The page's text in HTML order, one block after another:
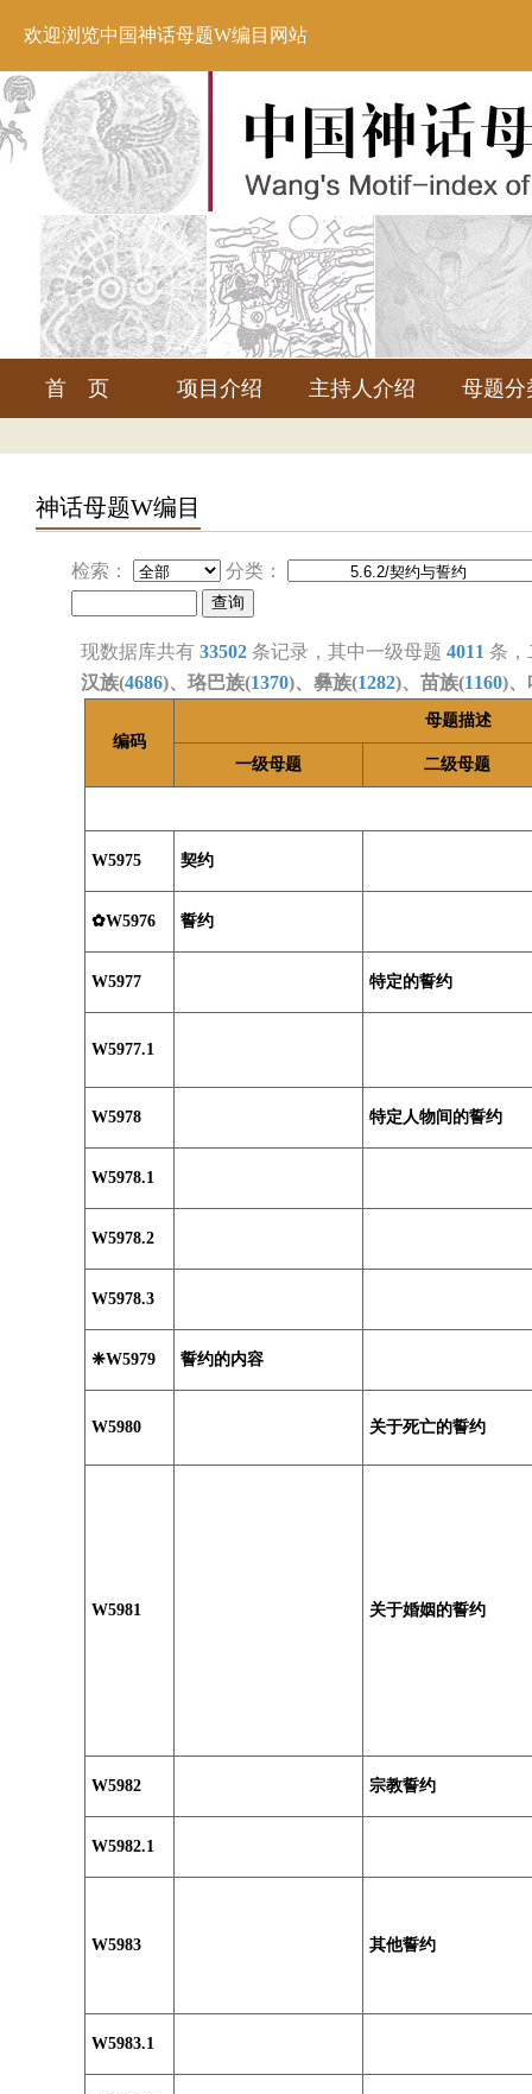
欢迎浏览中国神话母题W编目网站
首 页 项目介绍 主持人介绍 母题分
神话母题W编目
检索： 分类：
现数据库共有 33502 条记录，其中一级母题 4011 条
汉族(4686)、珞巴族(1370)、彝族(1282)、苗族(1160)、
编码
母题描述
一级母题 二级母题
W5975 契约
✿W5976 誓约
W5977 特定的誓约
W5977.1
W5978 特定人物间的誓约
W5978.1
W5978.2
W5978.3
❈W5979 誓约的内容
W5980 关于死亡的誓约
W5981 关于婚姻的誓约
W5982 宗教誓约
W5982.1
W5983 其他誓约
W5983.1